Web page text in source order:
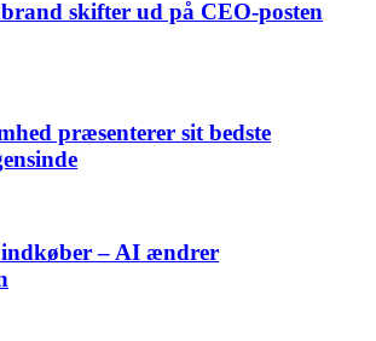
skifter ud på CEO-posten
præsenterer sit bedste
indkøber – AI ændrer